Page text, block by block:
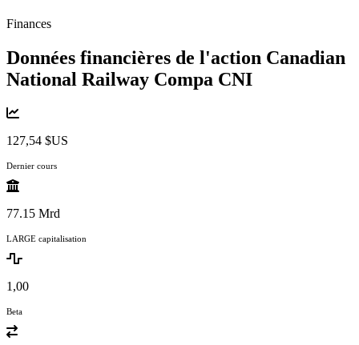
Finances
Données financières de l'action Canadian
National Railway Compa CNI
127,54 $US
Dernier cours
77.15 Mrd
LARGE capitalisation
1,00
Beta